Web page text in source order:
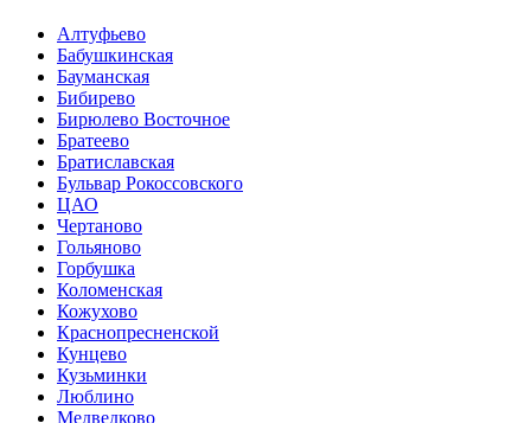
Алтуфьево
Бабушкинская
Бауманская
Бибирево
Бирюлево Восточное
Братеево
Братиславская
Бульвар Рокоссовского
ЦАО
Чертаново
Гольяново
Горбушка
Коломенская
Кожухово
Краснопресненской
Кунцево
Кузьминки
Люблино
Медведково